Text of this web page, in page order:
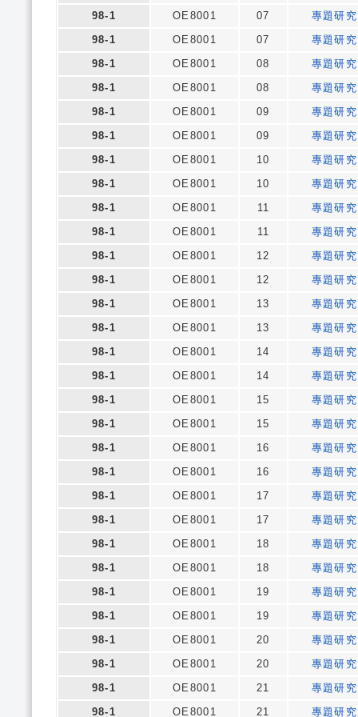
98-1 OE8001 07
專題研究
98-1
OE8001 07
專題研究
98-1
OE8001 08
專題研究
98-1
OE8001 08
專題研究
98-1
OE8001 09
專題研究
98-1
OE8001 09
專題研究
98-1
OE8001 10
專題研究
98-1
OE8001 10
專題研究
98-1
OE8001 11
專題研究
98-1
OE8001 11
專題研究
98-1
OE8001 12
專題研究
98-1
OE8001 12
專題研究
98-1
OE8001 13
專題研究
98-1
OE8001 13
專題研究
98-1
OE8001 14
專題研究
98-1
OE8001 14
專題研究
98-1
OE8001 15
專題研究
98-1
OE8001 15
專題研究
98-1
OE8001 16
專題研究
98-1
OE8001 16
專題研究
98-1
OE8001 17
專題研究
98-1
OE8001 17
專題研究
98-1
OE8001 18
專題研究
98-1
OE8001 18
專題研究
98-1
OE8001 19
專題研究
98-1
OE8001 19
專題研究
98-1
OE8001 20
專題研究
98-1
OE8001 20
專題研究
98-1
OE8001 21
專題研究
98-1
OE8001 21
專題研究